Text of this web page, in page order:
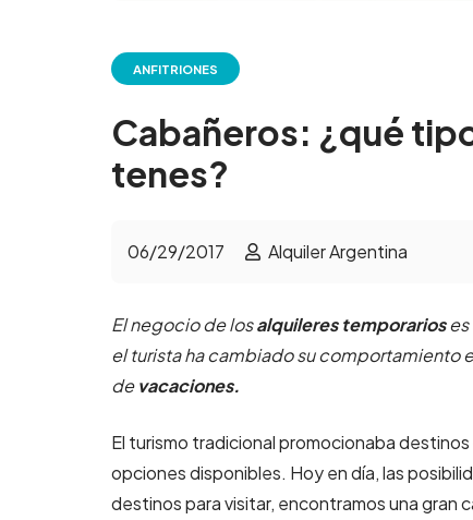
ANFITRIONES
Cabañeros: ¿qué
tenes?
06/29/2017 Alquiler Argentina
El negocio de losalquileres temporarioses
el turista ha cambiado su
devacaciones.
El turismo tradicional promocionaba
opciones disponibles. Hoy en día, las
destinos para visitar, encontramos una gran